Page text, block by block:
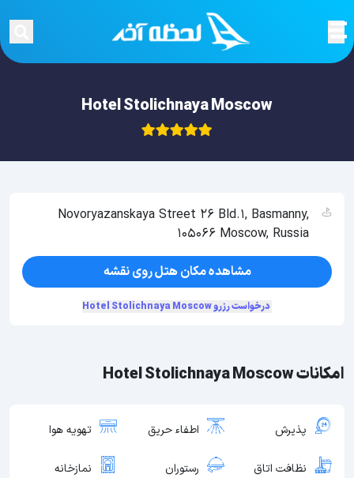
Hotel Stolichnaya Moscow
امکانات Hotel Stolichnaya Moscow
پذیرش اطفاء حریق تهویه هوا
نظافت اتاق رستوران نمازخانه
Novoryazanskaya Street 26 Bld.1, Basmanny,
105066 Moscow, Russia
مشاهده مکان هتل روی نقشه
درخواست رزرو Hotel Stolichnaya Moscow